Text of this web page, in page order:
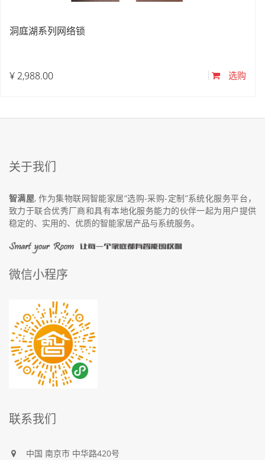
洞庭湖系列网络锁
¥ 2,988.00 选购
关于我们
智满屋, 作为集物联网智能家居“选购-采购-定制”系统化服务平台，
致力于联合优秀厂商和具有本地化服务能力的伙伴一起为用户提供
稳定的、实用的、优质的智能家居产品与系统服务。
微信小程序
联系我们
中国 南京市 中华路420号